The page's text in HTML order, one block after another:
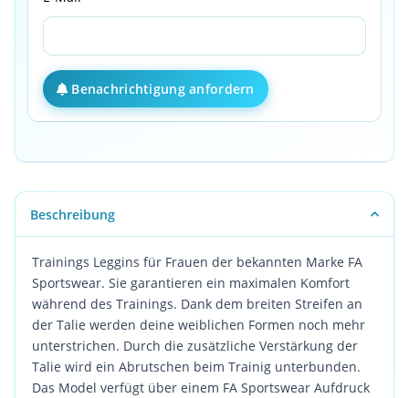
Benachrichtigung anfordern
Beschreibung
Trainings Leggins für Frauen der bekannten Marke FA
Sportswear. Sie garantieren ein maximalen Komfort
während des Trainings. Dank dem breiten Streifen an
der Talie werden deine weiblichen Formen noch mehr
unterstrichen. Durch die zusätzliche Verstärkung der
Talie wird ein Abrutschen beim Trainig unterbunden.
Das Model verfügt über einem FA Sportswear Aufdruck